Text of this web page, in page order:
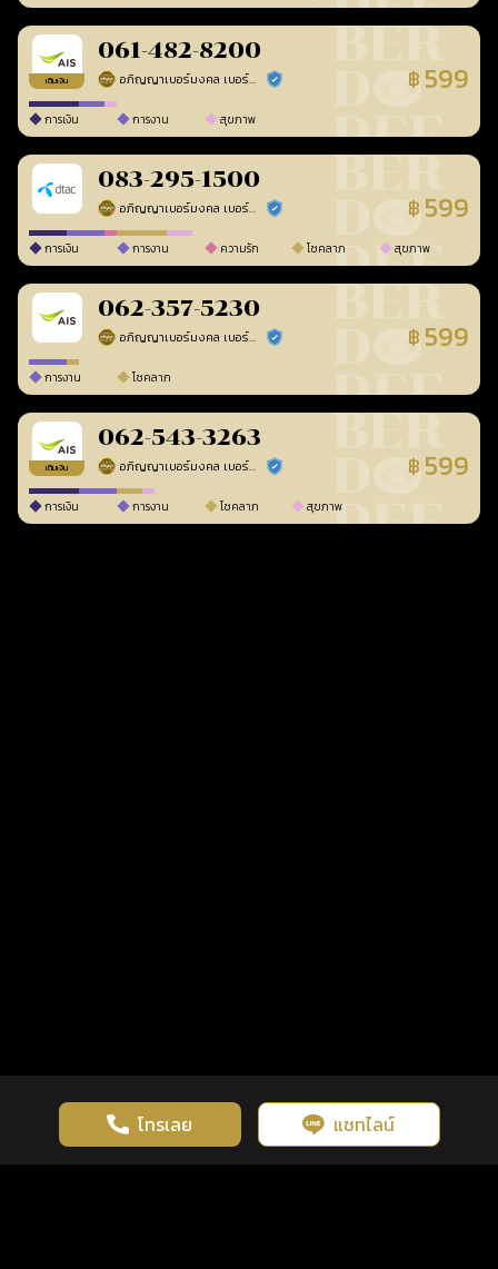
เติมเงิน
061-482-8200
อภิญญาเบอร์มงคล เบอร์สวยเลขศาสตร์ ร้านยืนยันแล้ว ฿ 599
การเงิน การงาน สุขภาพ
083-295-1500
อภิญญาเบอร์มงคล เบอร์สวยเลขศาสตร์ ร้านยืนยันแล้ว ฿ 599
การเงิน การงาน ความรัก โชคลาภ สุขภาพ
062-357-5230
อภิญญาเบอร์มงคล เบอร์สวยเลขศาสตร์ ร้านยืนยันแล้ว ฿ 599
การงาน โชคลาภ
เติมเงิน
062-543-3263
อภิญญาเบอร์มงคล เบอร์สวยเลขศาสตร์ ร้านยืนยันแล้ว ฿ 599
การเงิน การงาน โชคลาภ สุขภาพ
โทรเลย แชทไลน์
เว็บไซต์นี้มีการใช้งานคุกกี้ เพื่อเพิ่มประสิทธิภาพและประสบการณ์ที่ดี
ในการใช้งานเว็บไซต์ นโยบายความเป็นส่วนตัว
รู้ก่อน พร้อมกว่า ทุกจังหวะชีวิต คลิกดูดวงฟรี